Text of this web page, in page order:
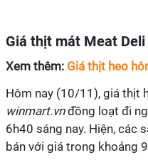
Giá thịt mát Meat Deli
Xem thêm: Giá thịt heo
Hôm nay (10/11), giá thịt
winmart.vnđồng loạt đi
6h40 sáng nay. Hiện, các
bán với giá trong khoảng